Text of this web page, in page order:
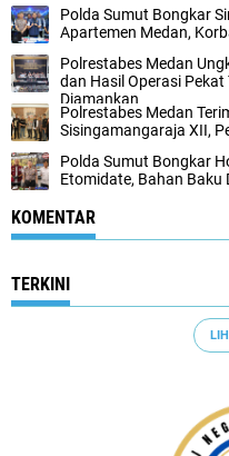
Polda Sumut Bongkar
Apartemen Medan,
Polrestabes Medan
dan Hasil Operasi
Diamankan
Polrestabes Medan
Sisingamangaraja XII,
Polda Sumut Bongkar
Etomidate, Bahan Baku
KOMENTAR
TERKINI